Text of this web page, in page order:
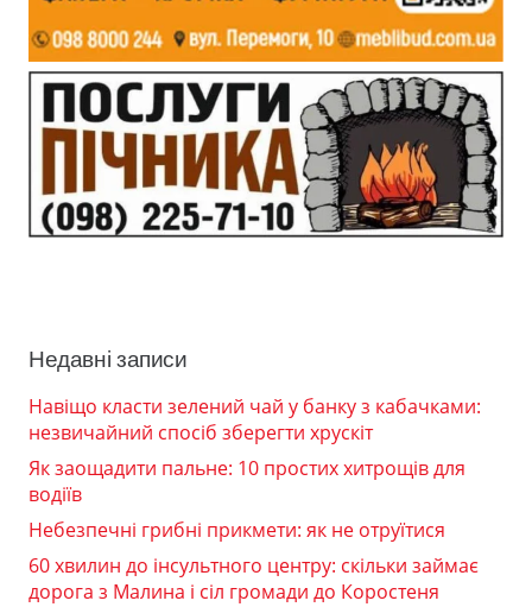
Недавні записи
Навіщо класти зелений чай у банку з кабачками:
незвичайний спосіб зберегти хрускіт
Як заощадити пальне: 10 простих хитрощів для
водіїв
Небезпечні грибні прикмети: як не отруїтися
60 хвилин до інсультного центру: скільки займає
дорога з Малина і сіл громади до Коростеня